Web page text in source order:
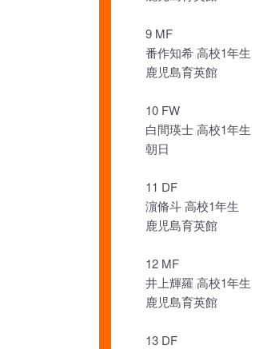
9 MF
番作知希 高校1年生
鹿児島育英館
10 FW
白間瑛士 高校1年生
朝日
11 DF
濵脩斗 高校1年生
鹿児島育英館
12 MF
井上輝羅 高校1年生
鹿児島育英館
13 DF